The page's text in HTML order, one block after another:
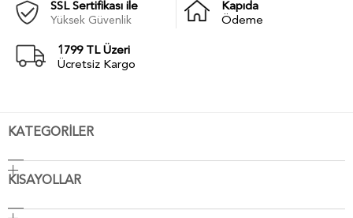
SSL Sertifikası ile
Yüksek Güvenlik
Kapıda
Ödeme
1799 TL Üzeri
Ücretsiz Kargo
KATEGORİLER
KISAYOLLAR